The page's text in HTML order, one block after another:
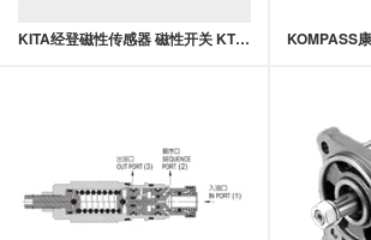
KITA经登磁性传感器 磁性开关 KT1001D系列